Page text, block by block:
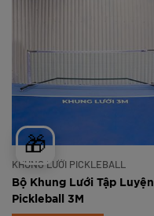
🎁
KHUNG LƯỚI PICKLEBALL
Bộ Khung Lưới Tập Luyện
Pickleball 3M